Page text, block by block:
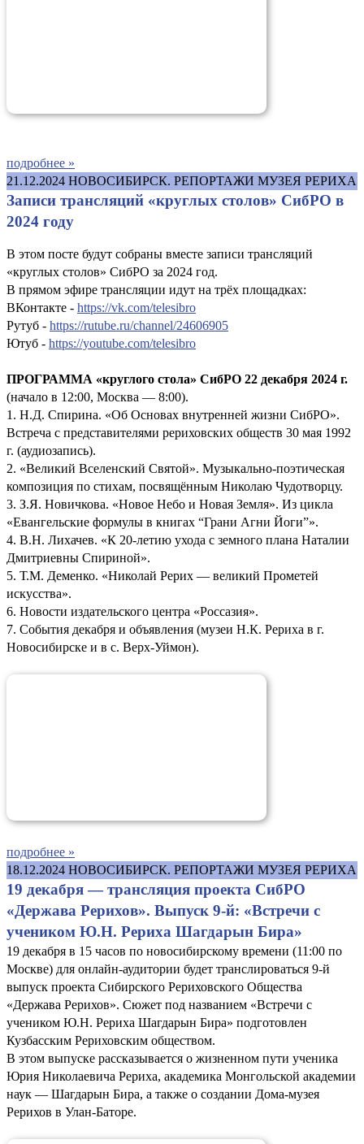
подробнее »
21.12.2024 НОВОСИБИРСК. РЕПОРТАЖИ МУЗЕЯ РЕРИХА
Записи трансляций «круглых столов» СибРО в
2024 году
В этом посте будут собраны вместе записи трансляций
«круглых столов» СибРО за 2024 год.
В прямом эфире трансляции идут на трёх площадках:
ВКонтакте - https://vk.com/telesibro
Рутуб - https://rutube.ru/channel/24606905
Ютуб - https://youtube.com/telesibro
ПРОГРАММА «круглого стола» СибРО 22 декабря 2024 г.
(начало в 12:00, Москва — 8:00).
1. Н.Д. Спирина. «Об Основах внутренней жизни СибРО».
Встреча с представителями рериховских обществ 30 мая 1992
г. (аудиозапись).
2. «Великий Вселенский Святой». Музыкально-поэтическая
композиция по стихам, посвящённым Николаю Чудотворцу.
3. З.Я. Новичкова. «Новое Небо и Новая Земля». Из цикла
«Евангельские формулы в книгах “Грани Агни Йоги”».
4. В.Н. Лихачев. «К 20-летию ухода с земного плана Наталии
Дмитриевны Спириной».
5. Т.М. Деменко. «Николай Рерих — великий Прометей
искусства».
6. Новости издательского центра «Россазия».
7. События декабря и объявления (музеи Н.К. Рериха в г.
Новосибирске и в с. Верх-Уймон).
подробнее »
18.12.2024 НОВОСИБИРСК. РЕПОРТАЖИ МУЗЕЯ РЕРИХА
19 декабря — трансляция проекта СибРО
«Держава Рерихов». Выпуск 9-й: «Встречи с
учеником Ю.Н. Рериха Шагдарын Бира»
19 декабря в 15 часов по новосибирскому времени (11:00 по
Москве) для онлайн-аудитории будет транслироваться 9-й
выпуск проекта Сибирского Рериховского Общества
«Держава Рерихов». Сюжет под названием «Встречи с
учеником Ю.Н. Рериха Шагдарын Бира» подготовлен
Кузбасским Рериховским обществом.
В этом выпуске рассказывается о жизненном пути ученика
Юрия Николаевича Рериха, академика Монгольской академии
наук — Шагдарын Бира, а также о создании Дома-музея
Рерихов в Улан-Баторе.